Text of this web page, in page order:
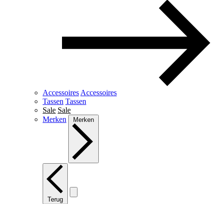
Accessoires Accessoires
Tassen Tassen
Sale Sale
Merken
Merken
Terug